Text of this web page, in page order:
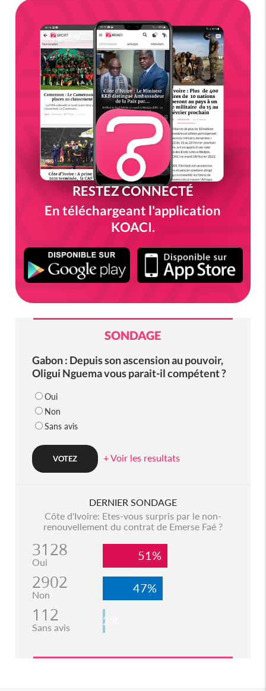
RESTEZ CONNECTÉ
En téléchargeant l'application
KOACI.
SONDAGE
Gabon : Depuis son ascension au pouvoir,
Oligui Nguema vous parait-il compétent ?
Oui
Non
Sans avis
+ Voir les resultats
DERNIER SONDAGE
Côte d'Ivoire: Etes-vous surpris par le non-
renouvellement du contrat de Emerse Faé ?
3128
Oui 51%
2902
Non 47%
112
Sans avis 2%